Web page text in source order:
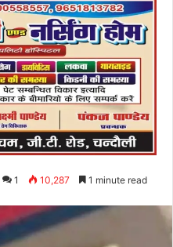
1 10,287 1 minute read